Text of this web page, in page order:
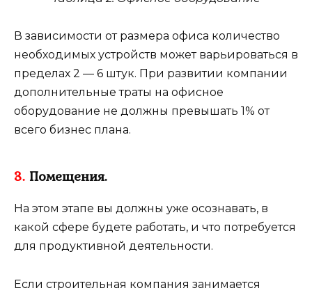
В зависимости от размера офиса количество
необходимых устройств может варьироваться в
пределах 2 — 6 штук. При развитии компании
дополнительные траты на офисное
оборудование не должны превышать 1% от
всего бизнес плана.
3. Помещения.
На этом этапе вы должны уже осознавать, в
какой сфере будете работать, и что потребуется
для продуктивной деятельности.
Если строительная компания занимается